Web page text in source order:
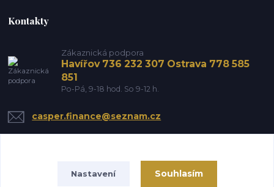
Kontakty
Zákaznická podpora
Havířov 736 232 307 Ostrava 778 585
851
Po-Pá, 9-18 hod. So 9-12 h.
casper.finance@seznam.cz
Nastavení Souhlasím